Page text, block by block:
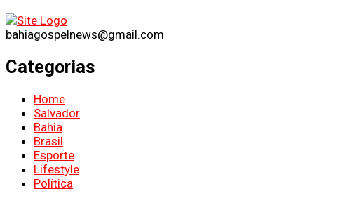
bahiagospelnews@gmail.com
Categorias
Home
Salvador
Bahia
Brasil
Esporte
Lifestyle
Política